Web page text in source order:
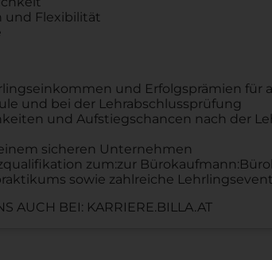
und Flexibilität
und Erfolgsprämien für
und bei der Lehrabschlussprüfung
und Aufstiegschancen nach der
sicheren Unternehmen
zum:zur
sowie zahlreiche
AUCH BEI: KARRIERE.BILLA.AT